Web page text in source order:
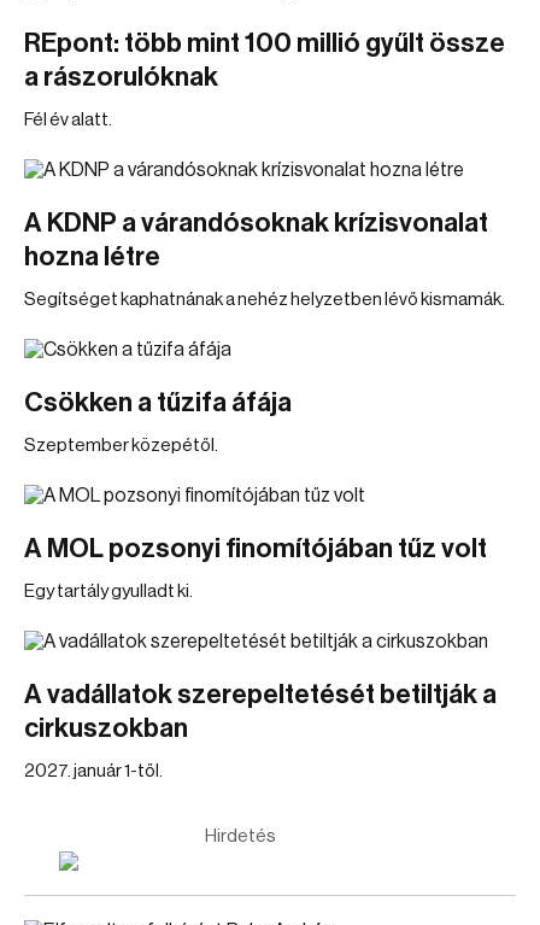
REpont: több mint 100 millió gyűlt össze
a rászorulóknak
Fél év alatt.
A KDNP a várandósoknak krízisvonalat
hozna létre
Segítséget kaphatnának a nehéz helyzetben lévő kismamák.
Csökken a tűzifa áfája
Szeptember közepétől.
A MOL pozsonyi finomítójában tűz volt
Egy tartály gyulladt ki.
A vadállatok szerepeltetését betiltják a
cirkuszokban
2027. január 1-től.
Hirdetés